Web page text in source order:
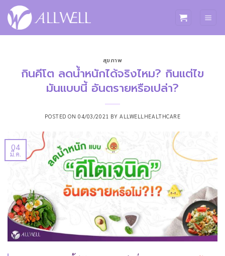
ข้าม
ไป
สุขภาพ
กินคีโต ลดน้ำหนักได้จริงไหม? กินแต่ไข
มันแบบนี้ อันตรายหรือเปล่า?
POSTED ON04/03/2021 BY ALLWELLHEALTHCARE
04
มี.ค.